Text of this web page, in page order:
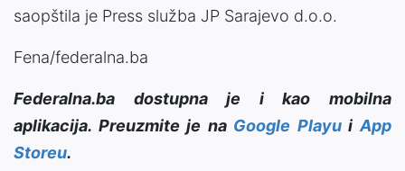
saopštila je Press služba JP Sarajevo d.o.o.
Fena/federalna.ba
Federalna.ba dostupna je i kao mobilna
aplikacija. Preuzmite je na Google PlayuiApp
Storeu.